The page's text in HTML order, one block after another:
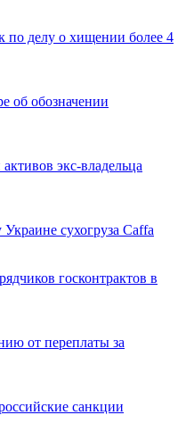
по делу о хищении более 4
об обозначении
экс-владельца
сухогруза Caffa
госконтрактов в
от переплаты за
санкции